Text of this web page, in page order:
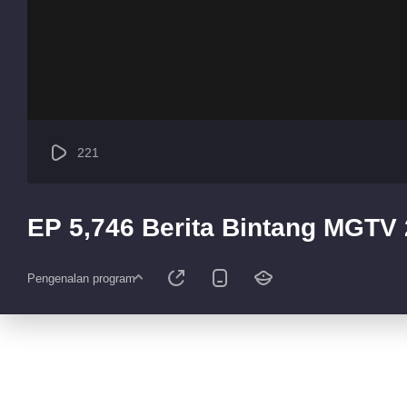
221
EP 5,746 Berita Bintang MGTV
Pengenalan program